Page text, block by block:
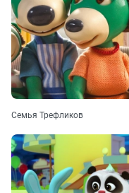
Семья Трефликов